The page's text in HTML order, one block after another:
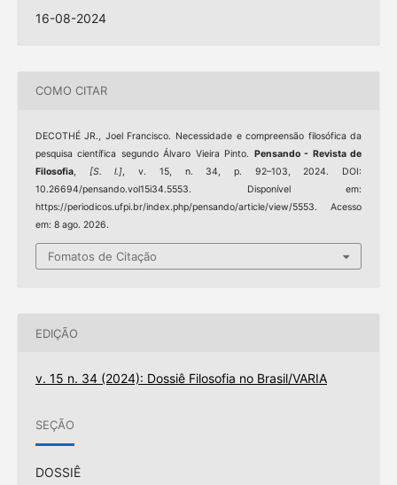
16-08-2024
COMO CITAR
DECOTHÉ JR., Joel Francisco. Necessidade e compreensão filosófica da
pesquisa científica segundo Álvaro Vieira Pinto. Pensando - Revista de
Filosofia, [S. l.], v. 15, n. 34, p. 92–103, 2024. DOI:
10.26694/pensando.vol15i34.5553. Disponível em:
https://periodicos.ufpi.br/index.php/pensando/article/view/5553. Acesso
em: 8 ago. 2026.
Fomatos de Citação
EDIÇÃO
v. 15 n. 34 (2024): Dossiê Filosofia no Brasil/VARIA
SEÇÃO
DOSSIÊ